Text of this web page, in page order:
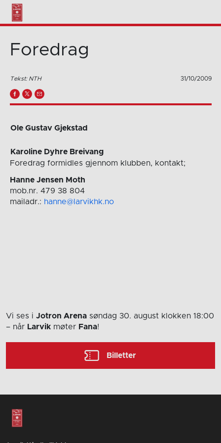
Foredrag
Tekst: NTH 31/10/2009
Ole Gustav Gjekstad
Karoline Dyhre Breivang
Foredrag formidles gjennom klubben, kontakt;
Hanne Jensen Moth
mob.nr. 479 38 804
mailadr.: hanne@larvikhk.no
Vi ses i Jotron Arena søndag 30. august klokken 18:00
– når Larvik møter Fana!
Billetter